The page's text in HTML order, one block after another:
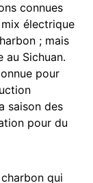
connues
électrique
; mais
au Sichuan.
pour
saison des
pour du
charbon qui